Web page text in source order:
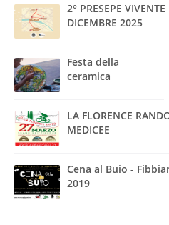
2° PRESEPE
DICEMBRE 2025
Festa della
ceramica
LA FLORENCE
MEDICEE
Cena al Buio -
2019